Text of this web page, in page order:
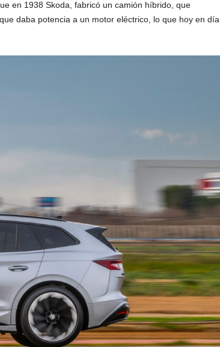
en 1938 Skoda, fabricó un camión híbrido, que
daba potencia a un motor eléctrico, lo que hoy en día